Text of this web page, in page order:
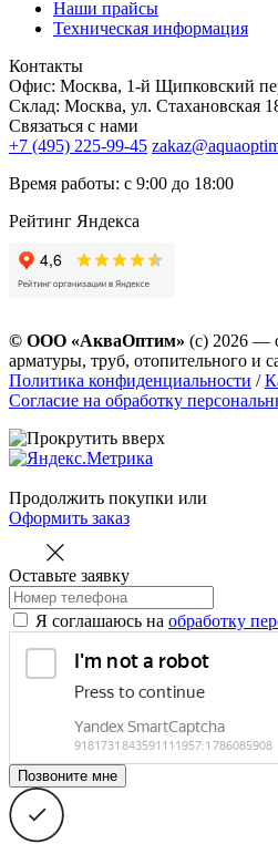
Наши прайсы
Техническая информация
Контакты
Офис: Москва, 1-й Щипковский
Склад: Москва, ул. Стахановская
Связаться с нами
+7 (495) 225-99-45
Время работы: с 9:00 до 18:00
Рейтинг Яндекса
© ООО «АкваОптим» (с) 2026 —
арматуры, труб, отопительного и
Политика конфиденциальности /
Согласие на обработку
Продолжить покупки или
Оформить заказ
Оставьте заявку
Я соглашаюсь на обработку